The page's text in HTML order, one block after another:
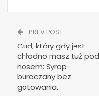
PREV POST
Cud, który gdy jest
chłodno masz tuż pod
nosem: Syrop
buraczany bez
gotowania.